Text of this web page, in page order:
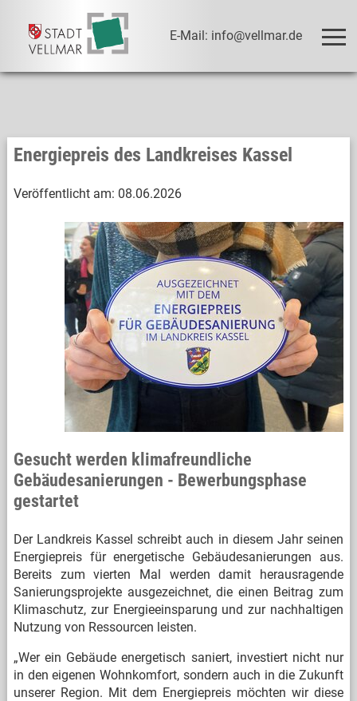
E-Mail: info@vellmar.de
Energiepreis des Landkreises Kassel
Veröffentlicht am: 08.06.2026
Gesucht werden klimafreundliche
Gebäudesanierungen - Bewerbungsphase
gestartet
Der Landkreis Kassel schreibt auch in diesem Jahr seinen
Energiepreis für energetische Gebäudesanierungen aus.
Bereits zum vierten Mal werden damit herausragende
Sanierungsprojekte ausgezeichnet, die einen Beitrag zum
Klimaschutz, zur Energieeinsparung und zur nachhaltigen
Nutzung von Ressourcen leisten.
„Wer ein Gebäude energetisch saniert, investiert nicht nur
in den eigenen Wohnkomfort, sondern auch in die Zukunft
unserer Region. Mit dem Energiepreis möchten wir diese